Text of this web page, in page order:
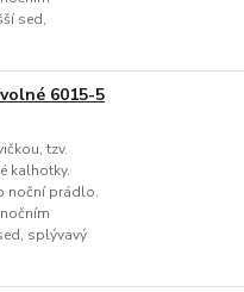
sed,
6015-5
tzv.
kalhotky.
noční prádlo.
splývavý